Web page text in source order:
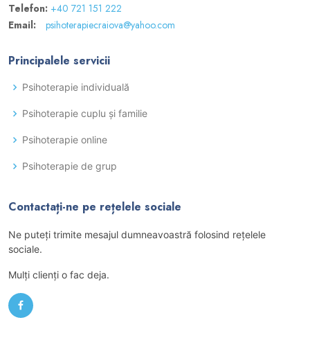
Telefon: +40 721 151 222
Email:
psihoterapiecraiova@yahoo.com
Principalele servicii
Psihoterapie individuală
Psihoterapie cuplu și familie
Psihoterapie online
Psihoterapie de grup
Contactați-ne pe rețelele sociale
Ne puteţi trimite mesajul dumneavoastră folosind reţelele
sociale.
Mulţi clienţi o fac deja.